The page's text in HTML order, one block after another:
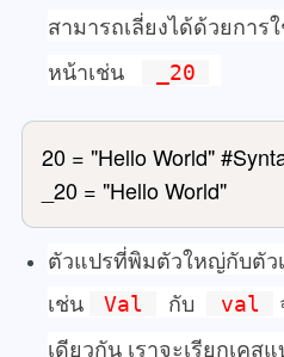
สามารถเลี่ยงได้ด้วยการ
หน้าเช่น
_20
20 = "Hello World"
_20 = "Hello World"
ตัวแปรที่พิมตัวใหญ่กับตัว
เช่น
Val กับ val
เดียวกัน เราจะเรียกเคส